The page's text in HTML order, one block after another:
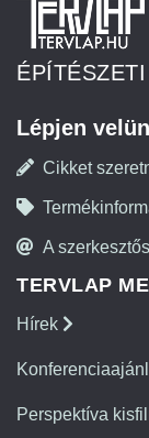
Lépjen
Cikket
A
TERVLAP
Hírek
Perspektíva